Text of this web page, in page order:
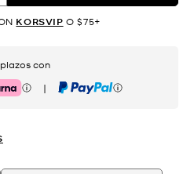
KORSVIP O $75+
con
| PayPal